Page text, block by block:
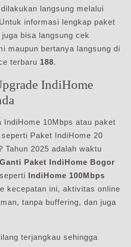
langsung melalui
informasi lengkap paket
bisa langsung cek
maupun bertanya langsung di
terbaru 188.
IndiHome
IndiHome 10Mbps atau paket
Paket IndiHome 20
Tahun 2025 adalah waktu
Paket IndiHome Bogor
IndiHome 100Mbps
kecepatan ini, aktivitas online
tanpa buffering, dan juga
terjangkau sehingga